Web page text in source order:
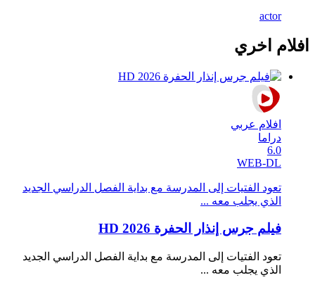
actor
افلام اخري
افلام عربي
دراما
6.0
WEB-DL
تعود الفتيات إلى المدرسة مع بداية الفصل الدراسي الجديد
الذي يجلب معه ...
فيلم جرس إنذار الحفرة 2026 HD
تعود الفتيات إلى المدرسة مع بداية الفصل الدراسي الجديد
الذي يجلب معه ...